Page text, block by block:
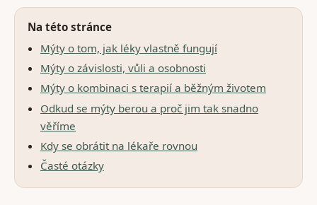
Na této stránce
Mýty o tom, jak léky vlastně fungují
Mýty o závislosti, vůli a osobnosti
Mýty o kombinaci s terapií a běžným životem
Odkud se mýty berou a proč jim tak snadno
věříme
Kdy se obrátit na lékaře rovnou
Časté otázky